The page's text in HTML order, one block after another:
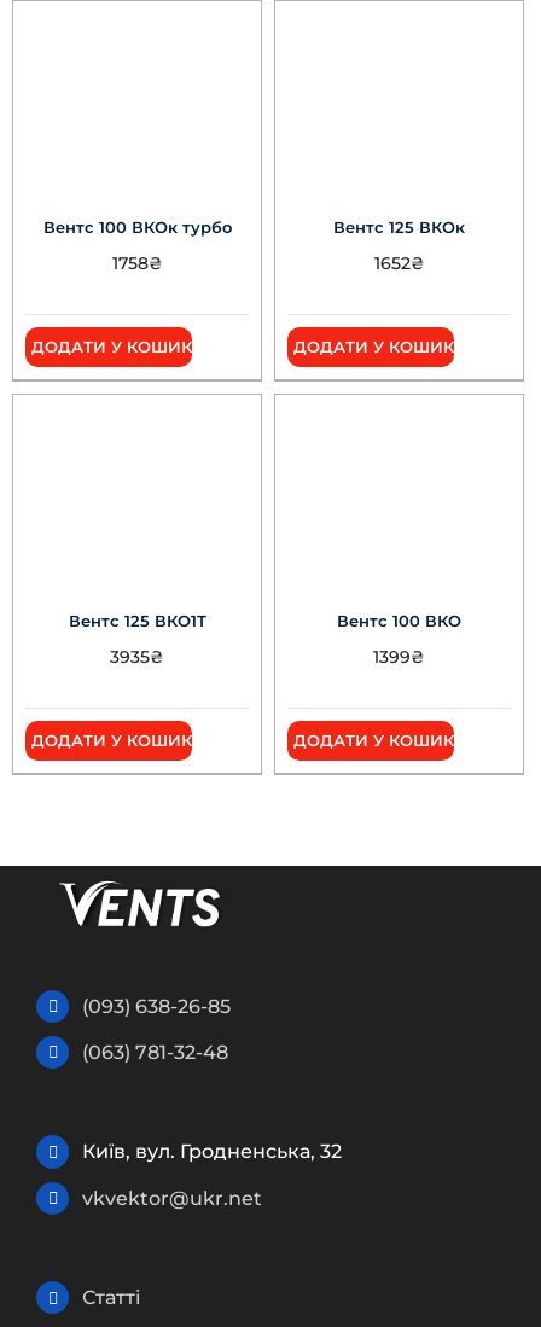
Вентс 100 ВКОк турбо
1758₴
ДОДАТИ У КОШИК
Вентс 125 ВКОк
1652₴
ДОДАТИ У КОШИК
Вентс 125 ВКО1Т
3935₴
ДОДАТИ У КОШИК
Вентс 100 ВКО
1399₴
ДОДАТИ У КОШИК
(093) 638-26-85
(063) 781-32-48
Київ, вул. Гродненська, 32
vkvektor@ukr.net
Статті